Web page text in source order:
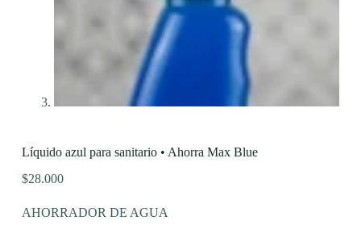
Líquido azul para sanitario • Ahorra Max Blue
$28.000
AHORRADOR DE AGUA